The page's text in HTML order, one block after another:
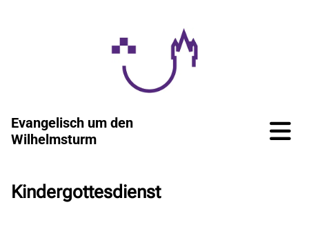
Evangelisch um den
Wilhelmsturm
Kindergottesdienst